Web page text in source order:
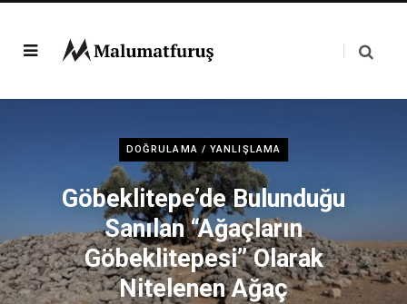
DOĞRULAMA / YANLIŞLAMA
Göbeklitepe’de Bulunduğu
Sanılan “Ağaçların
Göbeklitepesi” Olarak
Nitelenen Ağaç